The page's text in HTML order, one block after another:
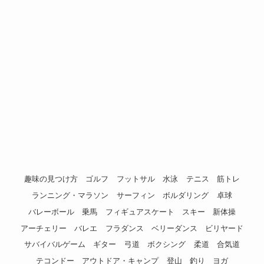
趣味の見つけ方 ゴルフ フットサル 水泳 テニス
筋トレ
ランニング・マラソン
サーフィン ボルダリング
卓球
バレーボール
乗馬 フィギュアスケート スキー
新体操
アーチェリー
バレエ フラダンス ベリーダンス
ビリヤード
サバイバルゲーム
ギター 弓道 ボクシング 柔道
合気道
テコンドー
アウトドア・キャンプ 登山 釣り ヨガ